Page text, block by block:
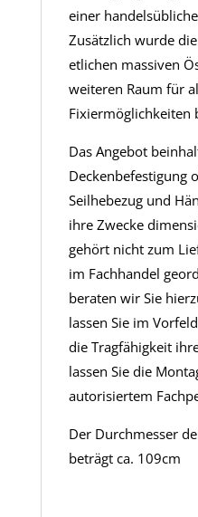
einer
Zusätzlich wurde
etlichen massiven
weiteren Raum für
Fixiermöglichkeiten
Das Angebot
Deckenbefestigung
Seilhebezug und
ihre Zwecke
gehört nicht zum
im Fachhandel
beraten wir Sie
lassen Sie im
die Tragfähigkeit
lassen Sie die
autorisiertem
Der Durchmesser
beträgt ca. 109cm